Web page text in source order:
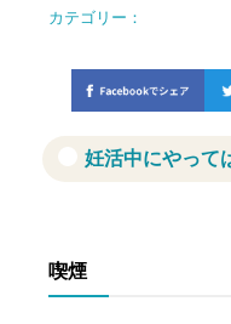
カテゴリー：
妊活中にやって
喫煙